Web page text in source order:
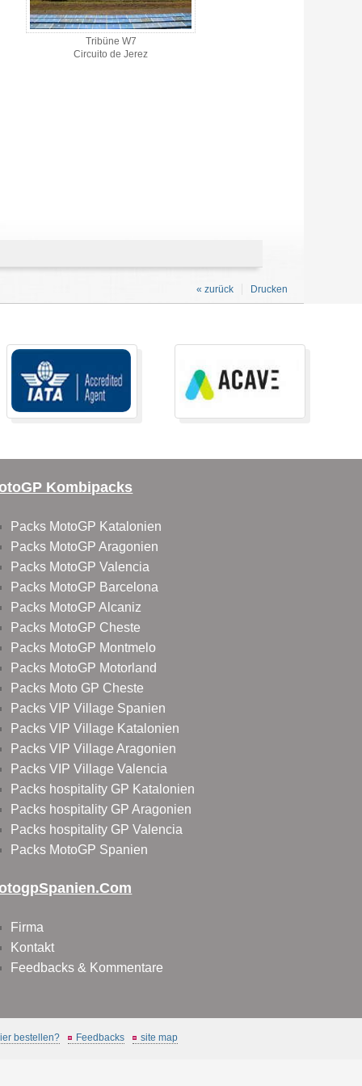
Tribüne W7
Circuito de Jerez
Drucken
« zurück
Kombipacks
Packs MotoGP Katalonien
Packs MotoGP Aragonien
Packs MotoGP Valencia
Packs MotoGP Barcelona
Packs MotoGP Alcaniz
Packs MotoGP Cheste
Packs MotoGP Montmelo
Packs MotoGP Motorland
Packs Moto GP Cheste
Packs VIP Village Spanien
Packs VIP Village Katalonien
Packs VIP Village Aragonien
Packs VIP Village Valencia
Packs hospitality GP Katalonien
Packs hospitality GP Aragonien
Packs hospitality GP Valencia
Packs MotoGP Spanien
Firma
Kontakt
Feedbacks & Kommentare
bestellen? Feedbacks site map